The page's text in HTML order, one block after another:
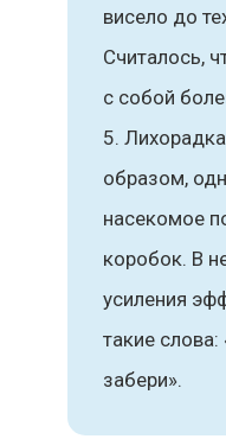
висело до
Считалось,
с собой
образом,
насекомое
коробок. В
усиления
такие слова:
забери».